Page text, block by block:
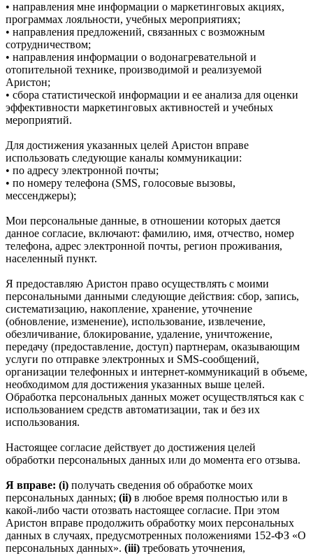
• направления мне информации о маркетинговых акциях,
программах лояльности, учебных мероприятиях;
• направления предложений, связанных с возможным
сотрудничеством;
• направления информации о водонагревательной и
отопительной технике, производимой и реализуемой
Аристон;
• сбора статистической информации и ее анализа для оценки
эффективности маркетинговых активностей и учебных
мероприятий.
Для достижения указанных целей Аристон вправе
использовать следующие каналы коммуникации:
• по адресу электронной почты;
• по номеру телефона (SMS, голосовые вызовы,
мессенджеры);
Мои персональные данные, в отношении которых дается
данное согласие, включают: фамилию, имя, отчество, номер
телефона, адрес электронной почты, регион проживания,
населенный пункт.
Я предоставляю Аристон право осуществлять с моими
персональными данными следующие действия: сбор, запись,
систематизацию, накопление, хранение, уточнение
(обновление, изменение), использование, извлечение,
обезличивание, блокирование, удаление, уничтожение,
передачу (предоставление, доступ) партнерам, оказывающим
услуги по отправке электронных и SMS‑сообщений,
организации телефонных и интернет‑коммуникаций в объеме,
необходимом для достижения указанных выше целей.
Обработка персональных данных может осуществляться как с
использованием средств автоматизации, так и без их
использования.
Настоящее согласие действует до достижения целей
обработки персональных данных или до момента его отзыва.
Я вправе: (i) получать сведения об обработке моих
персональных данных; (ii) в любое время полностью или в
какой-либо части отозвать настоящее согласие. При этом
Аристон вправе продолжить обработку моих персональных
данных в случаях, предусмотренных положениями 152-ФЗ «О
персональных данных». (iii) требовать уточнения,